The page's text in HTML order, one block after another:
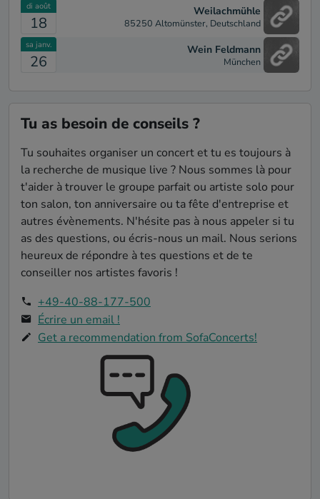
di août
18
Weilachmühle
85250 Altomünster, Deutschland
sa janv.
26
Wein Feldmann
München
Tu as besoin de conseils ?
Tu souhaites organiser un concert et tu es toujours à
la recherche de musique live ? Nous sommes là pour
t'aider à trouver le groupe parfait ou artiste solo pour
ton salon, ton anniversaire ou ta fête d'entreprise et
autres évènements. N'hésite pas à nous appeler si tu
as des questions, ou écris-nous un mail. Nous serions
heureux de répondre à tes questions et de te
conseiller nos artistes favoris !
+49-40-88-177-500
Écrire un email !
Get a recommendation from SofaConcerts!